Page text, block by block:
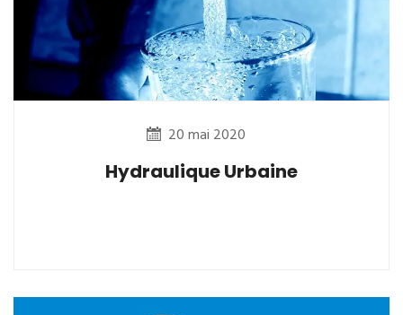
20 mai 2020
Hydraulique Urbaine